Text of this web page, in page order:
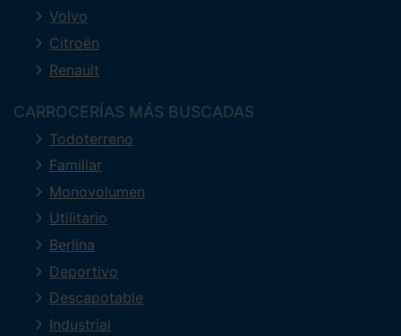
Volvo
Citroën
Renault
CARROCERÍAS MÁS BUSCADAS
Todoterreno
Familiar
Monovolumen
Utilitario
Berlina
Deportivo
Descapotable
Industrial